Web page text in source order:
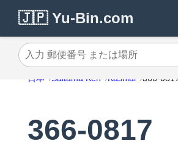
🇯🇵 Yu-Bin.com
入力 郵便番号 または場所
日本 Saitama Ken Kashiai 366-0817
366-0817